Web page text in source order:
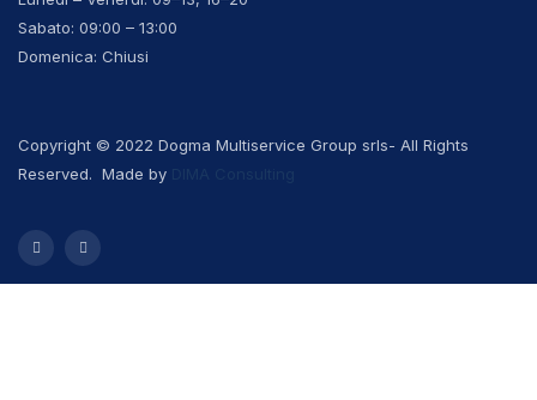
Sabato: 09:00 – 13:00
Domenica: Chiusi
Copyright © 2022 Dogma Multiservice Group srls- All Rights
Reserved. Made by